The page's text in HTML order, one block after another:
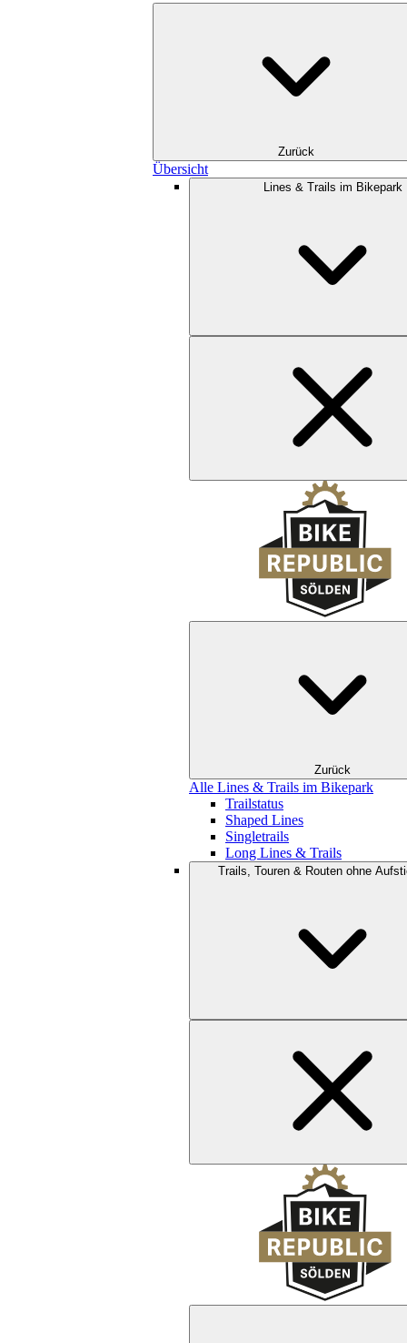
Zurück
Übersicht
Lines & Trails im Bikepark
Zurück
Alle Lines & Trails im Bikepark
Trailstatus
Shaped Lines
Singletrails
Long Lines & Trails
Trails, Touren & Routen ohne